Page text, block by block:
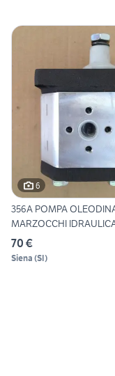
6
356A POMPA
MARZOCCHI
70 €
Siena (SI)